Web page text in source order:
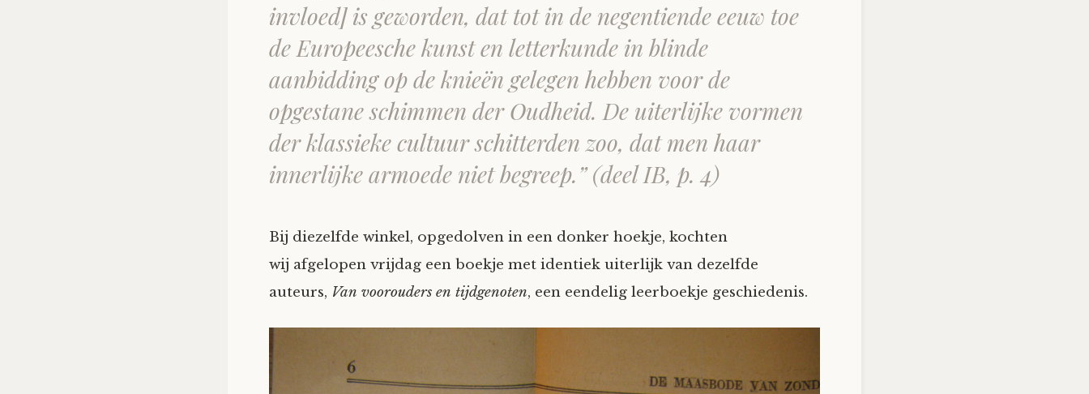
invloed] is geworden, dat tot in de negentiende eeuw toe
de Europeesche kunst en letterkunde in blinde
aanbidding op de knieën gelegen hebben voor de
opgestane schimmen der Oudheid. De uiterlijke vormen
der klassieke cultuur schitterden zoo, dat men haar
innerlijke armoede niet begreep.” (deel IB, p. 4)
Bij diezelfde winkel, opgedolven in een donker hoekje, kochten
wij afgelopen vrijdag een boekje met identiek uiterlijk van dezelfde
auteurs, Van voorouders en tijdgenoten, een eendelig leerboekje geschiedenis.